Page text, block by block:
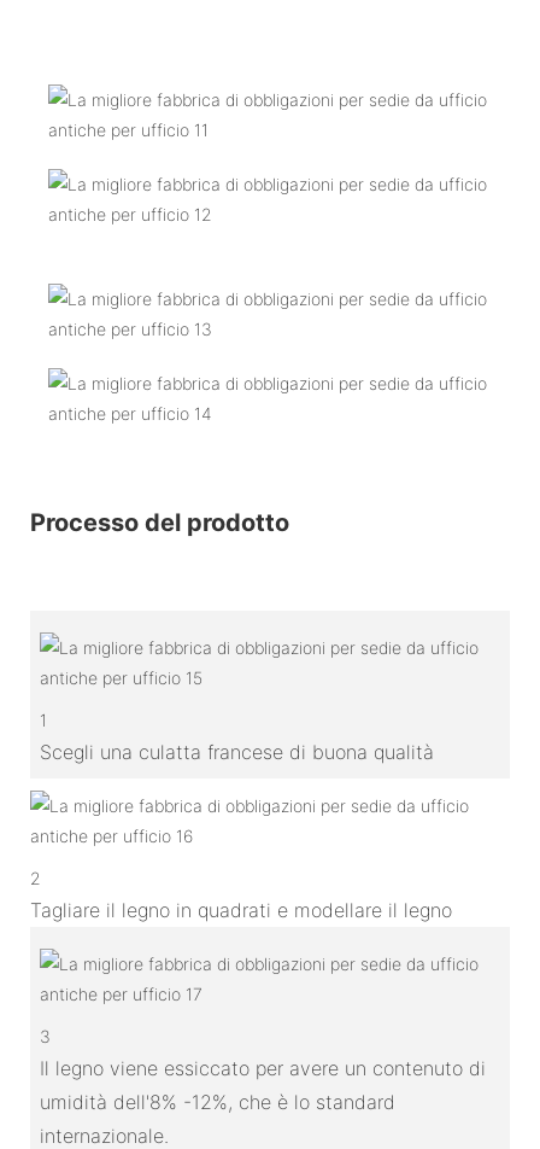
Processo del prodotto
1
Scegli una culatta francese di buona qualità
2
Tagliare il legno in quadrati e modellare il legno
3
Il legno viene essiccato per avere un contenuto di
umidità dell'8% -12%, che è lo standard
internazionale.